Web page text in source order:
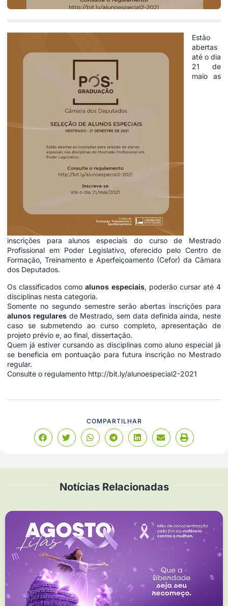
Estão
abertas
até o dia
21 de
maio as
inscrições para alunos especiais do curso de Mestrado
Profissional em Poder Legislativo, oferecido pelo Centro de
Formação, Treinamento e Aperfeiçoamento (Cefor) da Câmara
dos Deputados.
Os classificados comoalunos especiais, poderão cursar até 4
disciplinas nesta categoria.
Somente no segundo semestre serão abertas inscrições para
alunos regularesde Mestrado, sem data definida ainda, neste
caso se submetendo ao curso completo, apresentação de
projeto prévio e, ao final, dissertação.
Quem já estiver cursando as disciplinas como aluno especial já
se beneficia em pontuação para futura inscrição no Mestrado
regular.
Consulte o regulamento http://bit.ly/alunoespecial2-2021
COMPARTILHAR
Notícias Relacionadas